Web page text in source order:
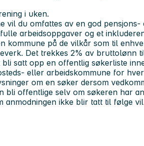
i uken.
vil du omfattes av en god pensjons-
arbeidsoppgaver og et
kommune på de vilkår som til
Det trekkes 2% av bruttolønn
satt opp en offentlig søkerliste
eller arbeidskommune for
om en søker dersom
bli offentlige selv om søkeren har
anmodningen ikke blir tatt til følge